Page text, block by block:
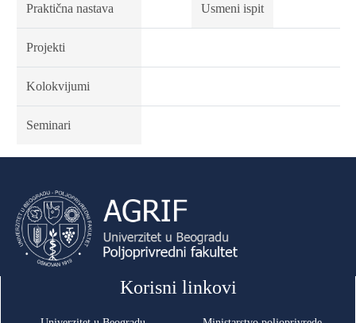
Praktična nastava Usmeni ispit
Projekti
Kolokvijumi
Seminari
Korisni linkovi